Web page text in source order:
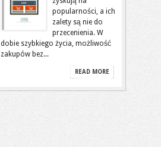
popularności, a ich
zalety są nie do
przecenienia. W
dobie szybkiego życia, możliwość
zakupów bez...
READ MORE